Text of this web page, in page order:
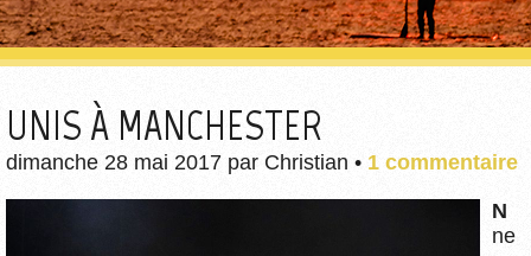
UNIS À MANCHESTER
dimanche 28 mai 2017 par Christian • 1 commentaire
N
ne